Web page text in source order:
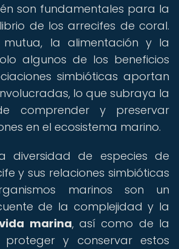
son fundamentales para la
de los arrecifes de coral.
mutua, la alimentación y la
algunos de los beneficios
simbióticas aportan
lo que subraya la
comprender y preservar
en el ecosistema marino.
diversidad de especies de
y sus relaciones simbióticas
marinos son un
de la complejidad y la
marina, así como de la
proteger y conservar estos